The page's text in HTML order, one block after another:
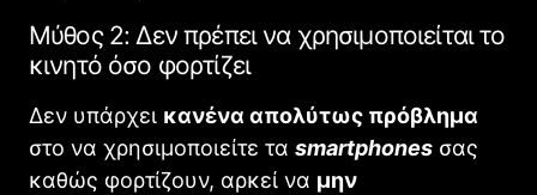
Μύθος 2: Δεν πρέπει να χρησιμοποιείται το
κινητό όσο φορτίζει
Δεν υπάρχει κανένα απολύτως πρόβλημα
στο να χρησιμοποιείτε τα smartphones σας
καθώς φορτίζουν, αρκεί να μην